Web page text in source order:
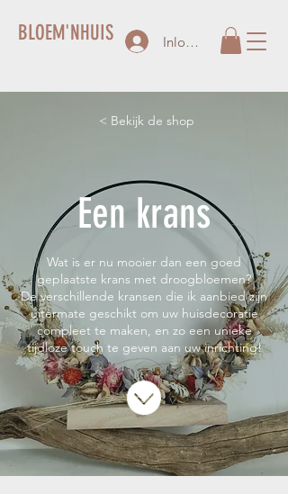
BLOEM'NHUIS Inloggen
< Bekijk de shop
Een krans
Wat is er nu mooier dan een goed
geplaatste krans met droogbloemen?
De verschillende kransen die ik aanbied zijn
uitermate geschikt om uw huisdecoratie
compleet te maken, en zo een unieke
tijdloze touch te geven aan uw inrichting!